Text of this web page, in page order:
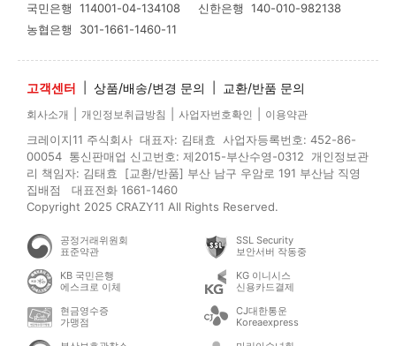
국민은행 114001-04-134108 신한은행 140-010-982138
농협은행 301-1661-1460-11
고객센터 상품/배송/변경 문의 교환/반품 문의
회사소개 개인정보취급방침 사업자번호확인 이용약관
크레이지11 주식회사 대표자: 김태효 사업자등록번호: 452-86-
00054 통신판매업 신고번호: 제2015-부산수영-0312 개인정보관
리 책임자: 김태효 [교환/반품] 부산 남구 우암로 191 부산남 직영
집배점 대표전화 1661-1460
Copyright 2025 CRAZY11 All Rights Reserved.
공정거래위원회
표준약관
SSL Security
보안서버 작동중
KB 국민은행
에스크로 이체
KG 이니시스
신용카드결제
현금영수증
가맹점
CJ대한통운
Koreaexpress